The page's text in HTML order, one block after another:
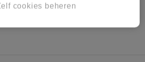
cookies beheren